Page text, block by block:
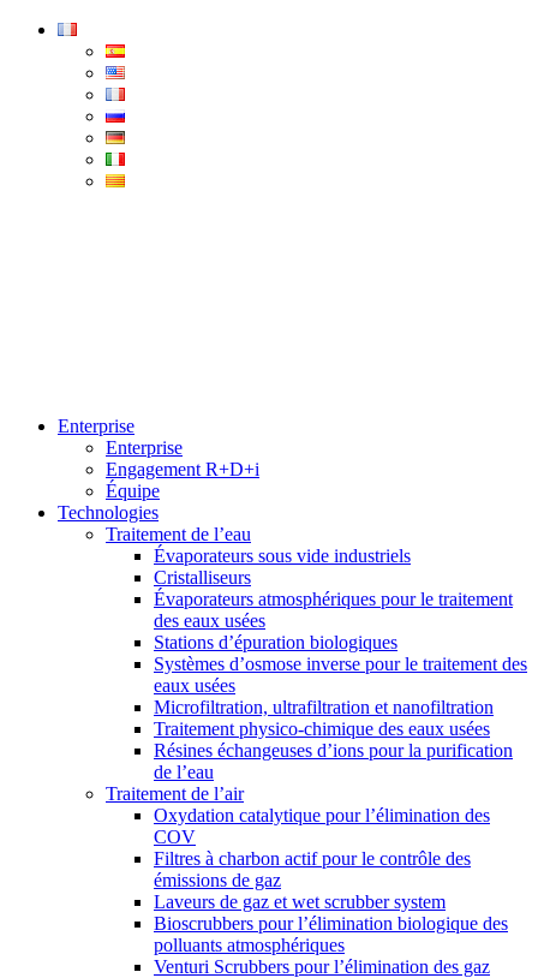
Condorchem
Enterprise
Enterprise
Engagement R+D+i
Équipe
Technologies
Traitement de l’eau
Évaporateurs sous vide industriels
Cristalliseurs
Évaporateurs atmosphériques pour le traitement
des eaux usées
Stations d’épuration biologiques
Systèmes d’osmose inverse pour le traitement des
eaux usées
Microfiltration, ultrafiltration et nanofiltration
Traitement physico-chimique des eaux usées
Résines échangeuses d’ions pour la purification
de l’eau
Traitement de l’air
Oxydation catalytique pour l’élimination des
COV
Filtres à charbon actif pour le contrôle des
émissions de gaz
Laveurs de gaz et wet scrubber system
Bioscrubbers pour l’élimination biologique des
polluants atmosphériques
Venturi Scrubbers pour l’élimination des gaz